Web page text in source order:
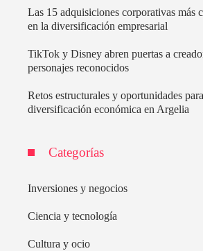
Las 15 adquisiciones corporativas más
en la diversificación empresarial
TikTok y Disney abren puertas a
personajes reconocidos
Retos estructurales y oportunidades
diversificación económica en Argelia
Categorías
Inversiones y negocios
Ciencia y tecnología
Cultura y ocio